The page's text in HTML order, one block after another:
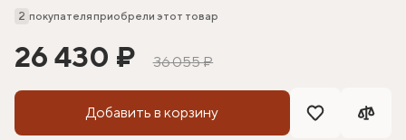
2 покупателя приобрели этот товар
26 430 ₽ 36 055 ₽
Добавить в корзину